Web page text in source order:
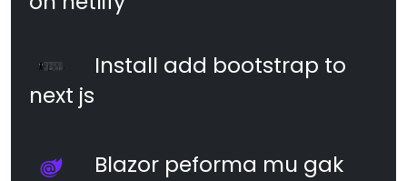
Install add bootstrap to
next js
Blazor peforma mu gak